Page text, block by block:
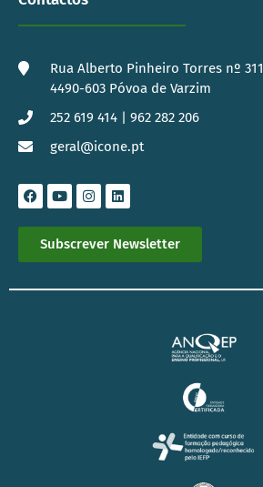
Rua Alberto Pinheiro Torres nº 311
4490-603 Póvoa de Varzim
252 619 414 | 962 282 206
geral@icone.pt
Subscrever Newsletter